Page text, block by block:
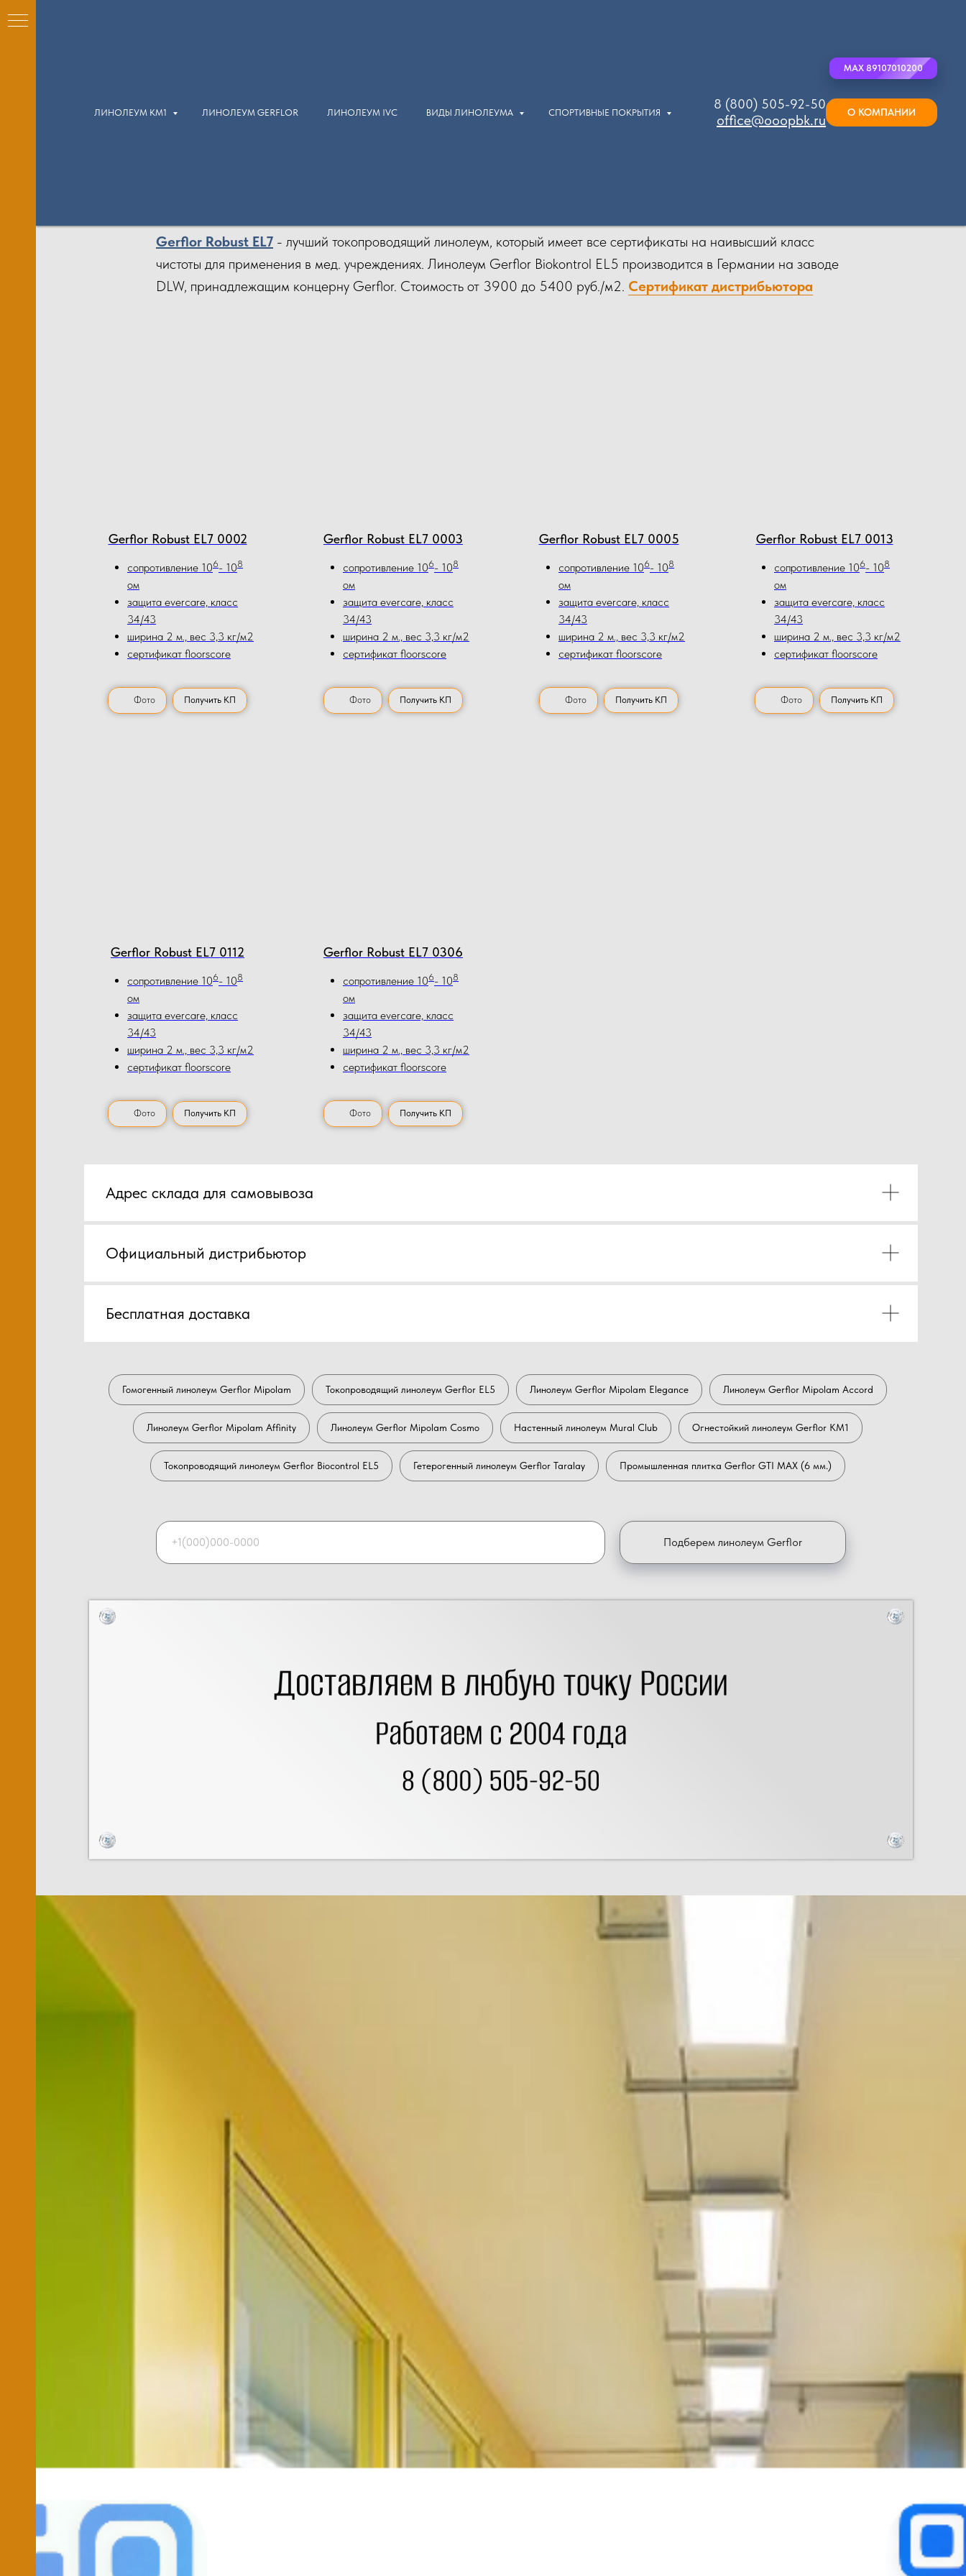
ЛИНОЛЕУМ КМ1 ЛИНОЛЕУМ GERFLOR ЛИНОЛЕУМ IVC ВИДЫ ЛИНОЛЕУМА СПОРТИВНЫЕ ПОКРЫТИЯ
8 (800) 505-92-50
office@ooopbk.ru О КОМПАНИИ
MAX 89107010200
Gerflor Robust EL7 - лучший токопроводящий линолеум, который имеет все сертификаты на наивысший класс
чистоты для применения в мед. учреждениях. Линолеум Gerflor Biokontrol EL5 производится в Германии на заводе
DLW, принадлежащим концерну Gerflor. Стоимость от 3900 до 5400 руб./м2. Сертификат дистрибьютора
Gerflor Robust EL7 0002
сопротивление 106- 108
ом
защита evercare, класс
34/43
ширина 2 м., вес 3,3 кг/м2
сертификат floorscore
Фото Получить КП
Gerflor Robust EL7 0003
сопротивление 106- 108
ом
защита evercare, класс
34/43
ширина 2 м., вес 3,3 кг/м2
сертификат floorscore
Фото Получить КП
Gerflor Robust EL7 0005
сопротивление 106- 108
ом
защита evercare, класс
34/43
ширина 2 м., вес 3,3 кг/м2
сертификат floorscore
Фото Получить КП
Gerflor Robust EL7 0013
сопротивление 106- 108
ом
защита evercare, класс
34/43
ширина 2 м., вес 3,3 кг/м2
сертификат floorscore
Фото Получить КП
Gerflor Robust EL7 0112
сопротивление 106- 108
ом
защита evercare, класс
34/43
ширина 2 м., вес 3,3 кг/м2
сертификат floorscore
Фото Получить КП
Gerflor Robust EL7 0306
сопротивление 106- 108
ом
защита evercare, класс
34/43
ширина 2 м., вес 3,3 кг/м2
сертификат floorscore
Фото Получить КП
Адрес склада для самовывоза
Официальный дистрибьютор
Бесплатная доставка
Гомогенный линолеум Gerflor Mipolam Токопроводящий линолеум Gerflor EL5 Линолеум Gerflor Mipolam Elegance Линолеум Gerflor Mipolam Accord
Линолеум Gerflor Mipolam Affinity Линолеум Gerflor Mipolam Cosmo Настенный линолеум Mural Club Огнестойкий линолеум Gerflor KM1
Токопроводящий линолеум Gerflor Biocontrol EL5 Гетерогенный линолеум Gerflor Taralay Промышленная плитка Gerflor GTI MAX (6 мм.)
Подберем линолеум Gerflor